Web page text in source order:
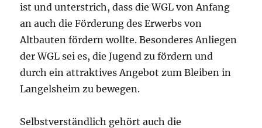
ist und unterstrich, dass die WGL von Anfang
an auch die Förderung des Erwerbs von
Altbauten fördern wollte. Besonderes Anliegen
der WGL sei es, die Jugend zu fördern und
durch ein attraktives Angebot zum Bleiben in
Langelsheim zu bewegen.
Selbstverständlich gehört auch die